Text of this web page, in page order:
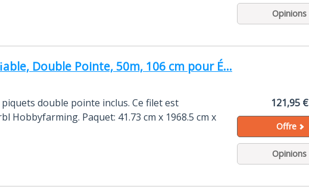
Opinions
Double Pointe, 50m, 106 cm pour É...
double pointe inclus. Ce filet est
Hobbyfarming. Paquet: 41.73 cm x 1968.5 cm x
121,95 €
Offre
Opinions